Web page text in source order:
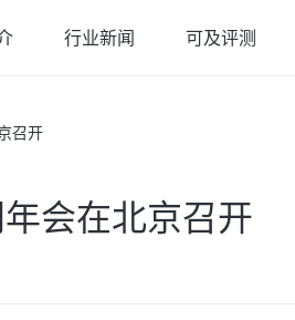
行业新闻 可及评测
召开
会在北京召开